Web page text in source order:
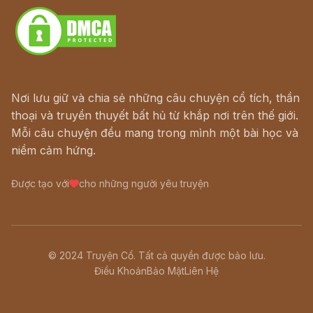
Nơi lưu giữ và chia sẻ những câu chuyện cổ tích, thần
thoại và truyền thuyết bất hủ từ khắp nơi trên thế giới.
Mỗi câu chuyện đều mang trong mình một bài học và
niềm cảm hứng.
Được tạo với cho những người yêu truyện
© 2024 Truyện Cổ. Tất cả quyền được bảo lưu.
Điều KhoảnBảo MậtLiên Hệ